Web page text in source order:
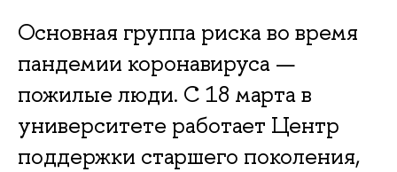
Основная группа риска во время
пандемии коронавируса —
пожилые люди. С 18 марта в
университете работает Центр
поддержки старшего поколения,